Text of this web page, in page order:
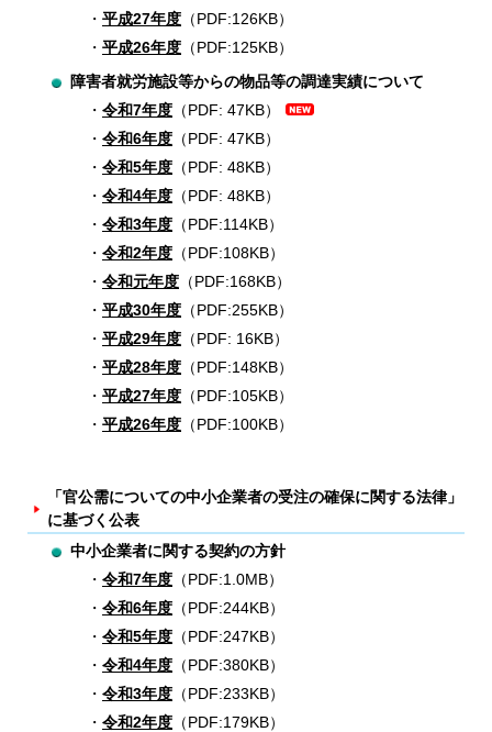
平成27年度 （PDF:126KB）
平成26年度 （PDF:125KB）
障害者就労施設等からの物品等の調達実績について
令和7年度 （PDF: 47KB）
令和6年度 （PDF: 47KB）
令和5年度 （PDF: 48KB）
令和4年度 （PDF: 48KB）
令和3年度 （PDF:114KB）
令和2年度 （PDF:108KB）
令和元年度 （PDF:168KB）
平成30年度 （PDF:255KB）
平成29年度 （PDF: 16KB）
平成28年度 （PDF:148KB）
平成27年度 （PDF:105KB）
平成26年度 （PDF:100KB）
「官公需についての中小企業者の受注の確保に関する法律」
に基づく公表
中小企業者に関する契約の方針
令和7年度 （PDF:1.0MB）
令和6年度 （PDF:244KB）
令和5年度 （PDF:247KB）
令和4年度 （PDF:380KB）
令和3年度 （PDF:233KB）
令和2年度 （PDF:179KB）